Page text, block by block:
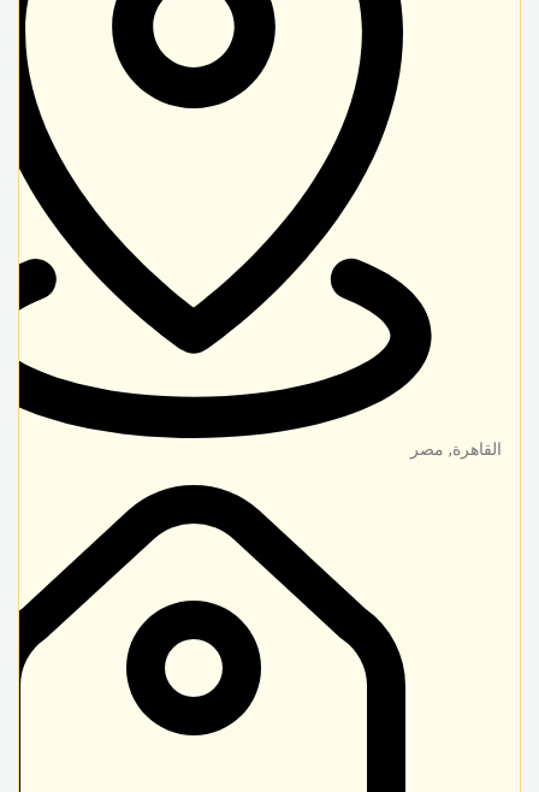
القاهرة, مصر